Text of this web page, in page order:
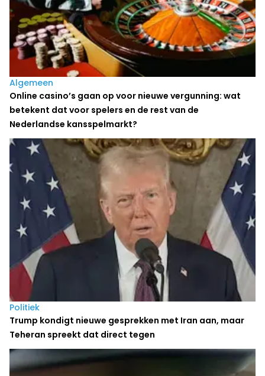
Algemeen
Online casino’s gaan op voor nieuwe vergunning: wat
betekent dat voor spelers en de rest van de
Nederlandse kansspelmarkt?
Politiek
Trump kondigt nieuwe gesprekken met Iran aan, maar
Teheran spreekt dat direct tegen